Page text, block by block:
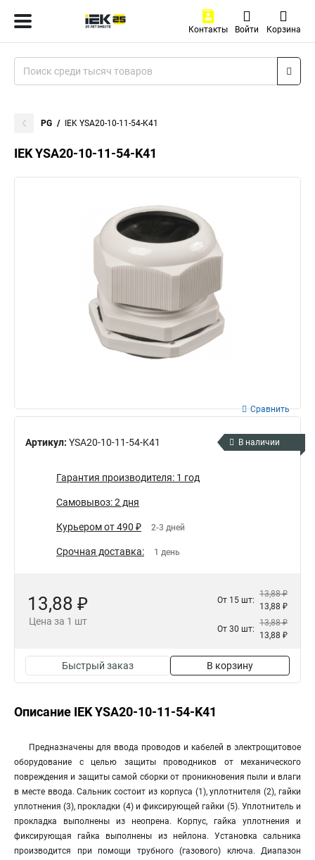
Контакты Войти Корзина
PG IEK YSA20-10-11-54-K41
IEK YSA20-10-11-54-K41
Артикул: YSA20-10-11-54-K41
Сравнить
В наличии
Гарантия производителя: 1 год
Самовывоз: 2 дня
Курьером от 490 ₽ 2-3 дней
Срочная доставка: 1 день
13,88 ₽
Цена за 1 шт
От 15 шт:
13,88 ₽
13,88 ₽
От 30 шт:
13,88 ₽
13,88 ₽
Быстрый заказ В корзину
Описание IEK YSA20-10-11-54-K41
Предназначены для ввода проводов и кабелей в электрощитовое
оборудование с целью защиты проводников от механического
повреждения и защиты самой сборки от проникновения пыли и влаги
в месте ввода. Сальник состоит из корпуса (1), уплотнителя (2), гайки
уплотнения (3), прокладки (4) и фиксирующей гайки (5). Уплотнитель и
прокладка выполнены из неопрена. Корпус, гайка уплотнения и
фиксирующая гайка выполнены из нейлона. Установка сальника
производится при помощи трубного (газового) ключа. Диапазон